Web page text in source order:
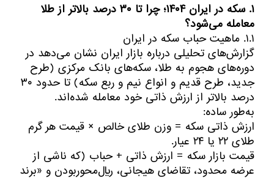
۱. سکه در ایران ۱۴۰۴؛ چرا تا ۳۰ درصد بالاتر از طلا
معامله می‌شود؟
۱.۱. ماهیت حباب سکه در ایران
گزارش‌های تحلیلی درباره بازار ایران نشان می‌دهد در
دوره‌های هجوم به طلا، سکه‌های بانک مرکزی (طرح
جدید، طرح قدیم و انواع نیم و ربع سکه) تا حدود ۳۰
درصد بالاتر از ارزش ذاتی خود معامله شده‌اند.
به‌طور ساده:
ارزش ذاتی سکه = وزن طلای خالص × قیمت هر گرم
طلای ۲۲ یا ۲۴ عیار.
قیمت بازار سکه = ارزش ذاتی + حباب (که ناشی از
عرضه محدود، تقاضای هیجانی، ریال‌محوربودن و «برند